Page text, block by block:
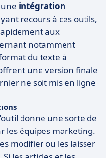
intégration
recours à ces outils,
aux
notamment
du texte à
une version finale
ne soit mis en ligne
donne une sorte de
les équipes marketing.
modifier ou les laisser